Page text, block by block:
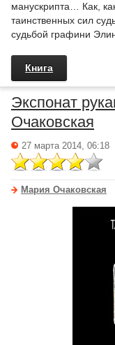
манускрипта… Как,
таинственных сил
судьбой графини
Книга
Экспонат
Очаковская
27 марта 2014, 06:18
Мария Очаковская